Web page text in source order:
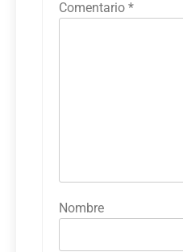
Comentario *
Nombre